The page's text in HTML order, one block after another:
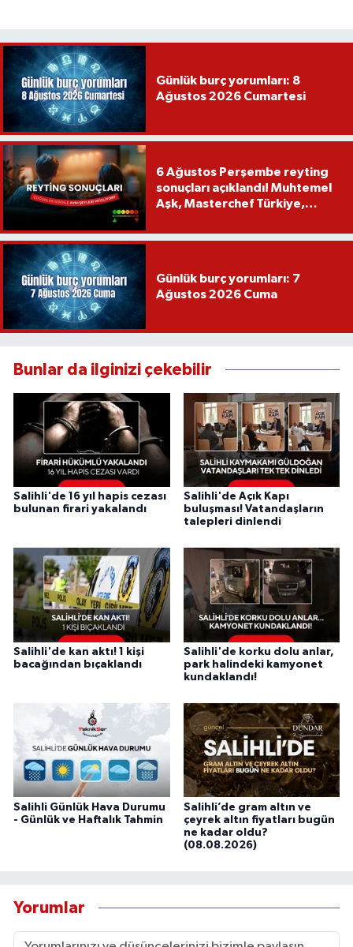
Günlük burç yorumları: 8
Ağustos 2026 Cumartesi
6 Ağustos Perşembe reyting
sonuçları açıklandı! Muhtemel
Aşk, Masterchef Türkiye,
Günlük burç yorumları: 7
Ağustos 2026 Cuma
Bunlar da ilginizi çekebilir
Salihli'de 16 yıl hapis cezası
bulunan firari yakalandı
Salihli'de Açık Kapı
buluşması! Vatandaşların
talepleri dinlendi
Salihli'de kan aktı! 1 kişi
bacağından bıçaklandı
Salihli'de korku dolu anlar,
park halindeki kamyonet
kundaklandı!
Salihli Günlük Hava Durumu
- Günlük ve Haftalık Tahmin
Salihli’de gram altın ve
çeyrek altın fiyatları bugün
ne kadar oldu?
(08.08.2026)
Yorumlar